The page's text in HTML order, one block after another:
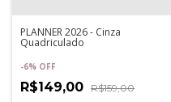
PLANNER 2026 - Cinza
Quadriculado
-6% OFF
R$149,00 R$159,00